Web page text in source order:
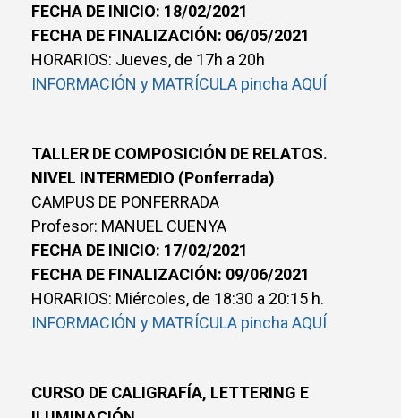
FECHA DE INICIO: 18/02/2021
FECHA DE FINALIZACIÓN: 06/05/2021
HORARIOS: Jueves, de 17h a 20h
INFORMACIÓN y MATRÍCULA pincha AQUÍ
TALLER DE COMPOSICIÓN DE RELATOS.
NIVEL INTERMEDIO (Ponferrada)
CAMPUS DE PONFERRADA
Profesor: MANUEL CUENYA
FECHA DE INICIO: 17/02/2021
FECHA DE FINALIZACIÓN: 09/06/2021
HORARIOS: Miércoles, de 18:30 a 20:15 h.
INFORMACIÓN y MATRÍCULA pincha AQUÍ
CURSO DE CALIGRAFÍA, LETTERING E